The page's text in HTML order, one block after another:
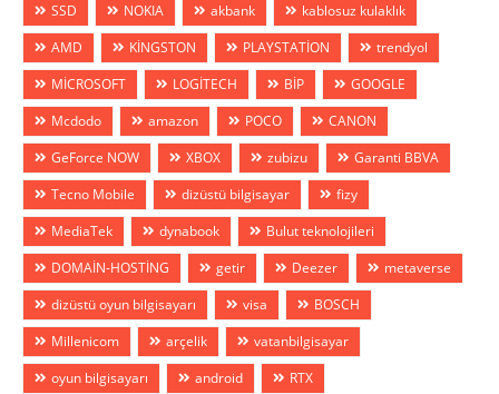
SSD
NOKIA akbank
kablosuz kulaklık
AMD
KİNGSTON PLAYSTATİON
trendyol
MİCROSOFT
LOGİTECH BİP
GOOGLE
Mcdodo
amazon POCO
CANON
GeForce NOW
XBOX zubizu
Garanti BBVA
Tecno Mobile
dizüstü bilgisayar
fizy
MediaTek
dynabook
Bulut teknolojileri
DOMAİN-HOSTİNG
getir Deezer
metaverse
dizüstü oyun bilgisayarı
visa
BOSCH
Millenicom
arçelik
vatanbilgisayar
oyun bilgisayarı
android RTX